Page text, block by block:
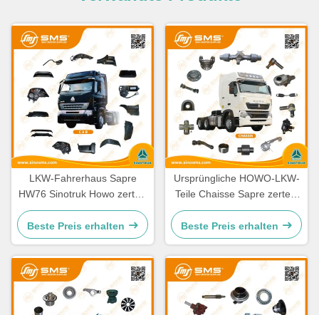
LKW-Fahrerhaus Sapre
HW76 Sinotruk Howo zerteilt
Ersatzteile Cabine
Beste Preis erhalten
Ursprüngliche HOWO-LKW-
Teile Chaisse Sapre zerteilt
Standardgröße
Beste Preis erhalten